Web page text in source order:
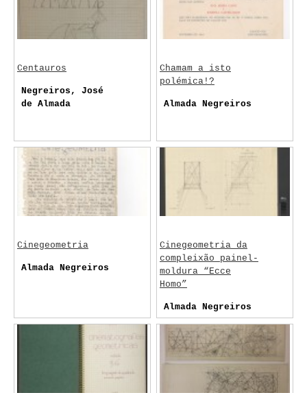
Centauros
Negreiros, José
de Almada
Chamam a isto
polémica!?
Almada Negreiros
Cinegeometria
Almada Negreiros
Cinegeometria da
compleixão painel-
moldura “Ecce
Homo”
Almada Negreiros